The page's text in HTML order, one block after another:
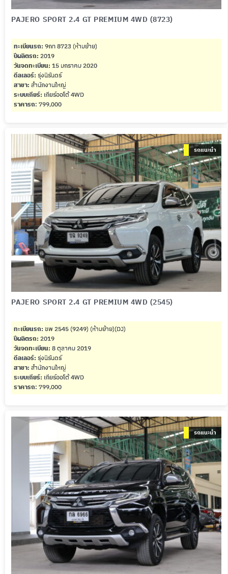
PAJERO SPORT 2.4 GT PREMIUM 4WD (8723)
ทะเบียนรถ: 9กท 8723 (ห้ามย้าย)
ปีผลิตรถ: 2019
วันจดทะเบียน: 15 มกราคม 2020
ดีลเลอร์: รุ่งนิรันดร์
สาขา: สำนักงานใหญ่
ระบบเกียร์: เกียร์ออโต้ 4WD
ราคารถ: 799,000
รถแนะนำ
PAJERO SPORT 2.4 GT PREMIUM 4WD (2545)
ทะเบียนรถ: ขพ 2545 (9249) (ห้ามย้าย)(DJ)
ปีผลิตรถ: 2019
วันจดทะเบียน: 8 ตุลาคม 2019
ดีลเลอร์: รุ่งนิรันดร์
สาขา: สำนักงานใหญ่
ระบบเกียร์: เกียร์ออโต้ 4WD
ราคารถ: 799,000
รถแนะนำ